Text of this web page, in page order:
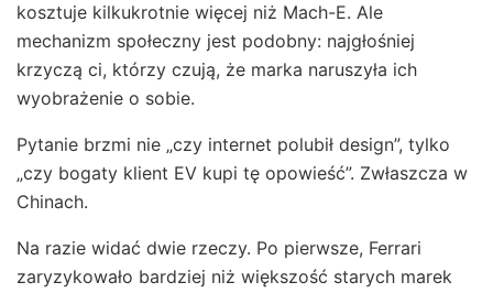
kosztuje kilkukrotnie więcej niż Mach-E. Ale
mechanizm społeczny jest podobny: najgłośniej
krzyczą ci, którzy czują, że marka naruszyła ich
wyobrażenie o sobie.
Pytanie brzmi nie „czy internet polubił design”, tylko
„czy bogaty klient EV kupi tę opowieść”. Zwłaszcza w
Chinach.
Na razie widać dwie rzeczy. Po pierwsze, Ferrari
zaryzykowało bardziej niż większość starych marek